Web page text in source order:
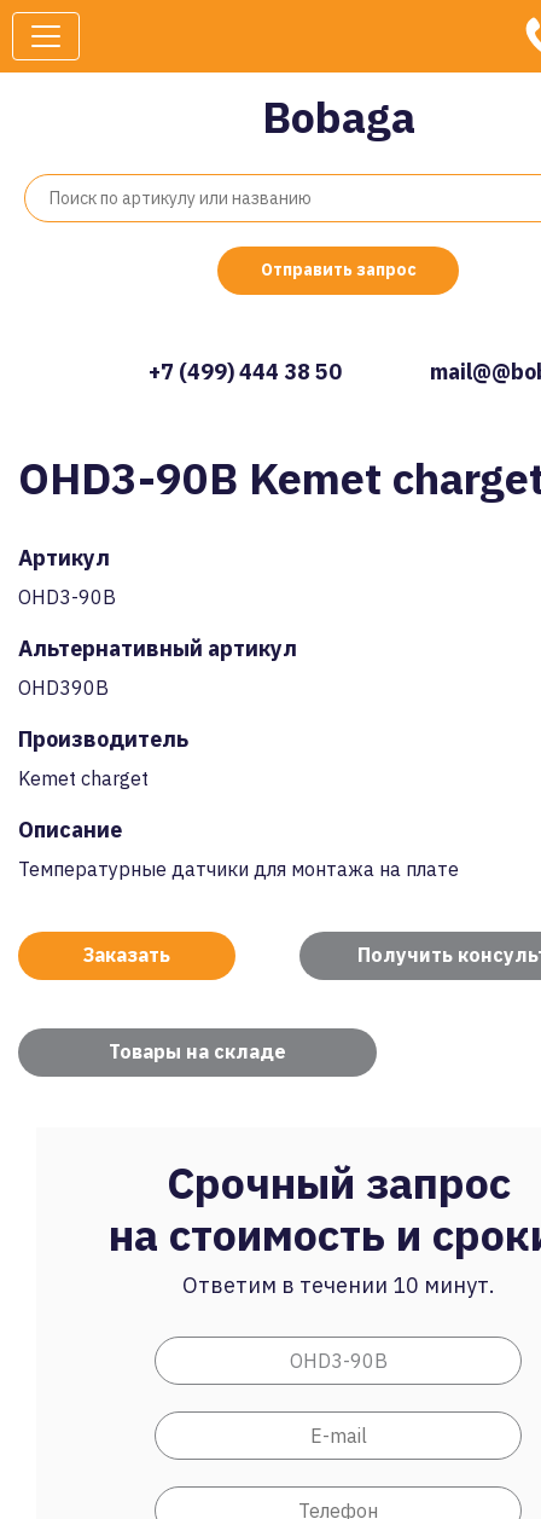
Bobaga
Отправить запрос
+7 (499) 444 38 50
OHD3-90B Kemet
Артикул
OHD3-90B
Альтернативный артикул
OHD390B
Производитель
Kemet charget
Описание
Температурные датчики для монтажа на плате
Заказать Получить
Товары на складе
Срочный запрос
на стоимость и
Ответим в течении 10 минут.